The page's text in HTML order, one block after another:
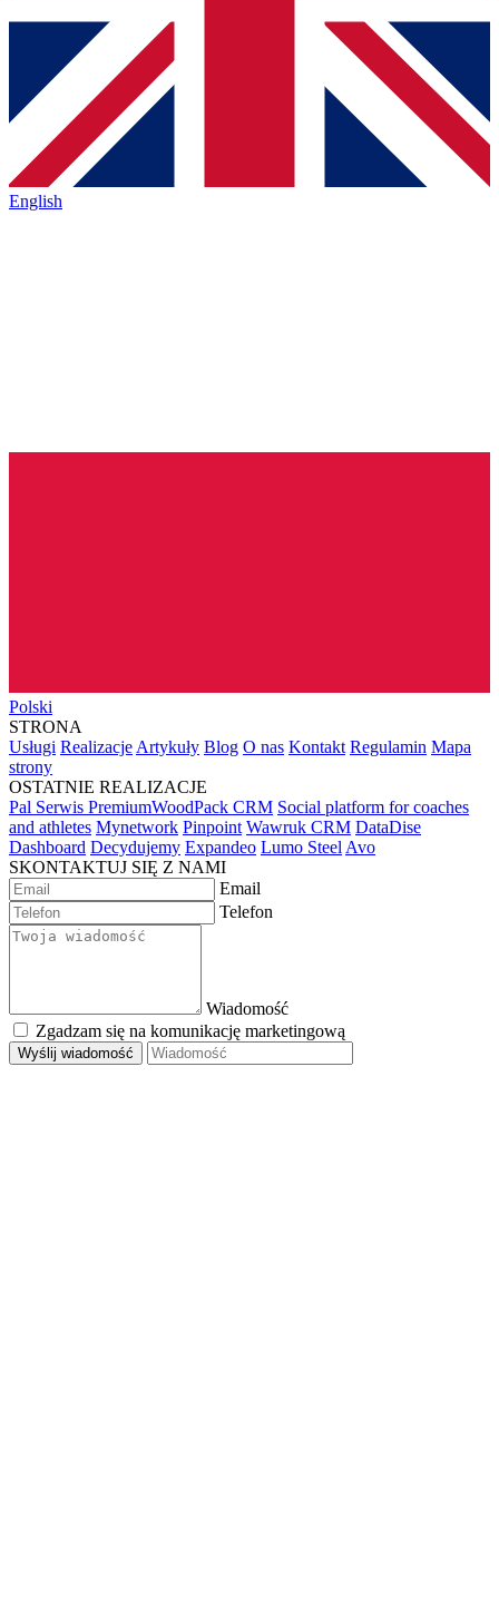
English
Polski
STRONA
Usługi Realizacje Artykuły Blog O nas Kontakt Regulamin Mapa
strony
OSTATNIE REALIZACJE
Pal Serwis PremiumWoodPack CRM Social platform for coaches
and athletes Mynetwork Pinpoint Wawruk CRM DataDise
Dashboard Decydujemy Expandeo Lumo Steel Avo
SKONTAKTUJ SIĘ Z NAMI
Email
Telefon
Wiadomość
Zgadzam się na komunikację marketingową